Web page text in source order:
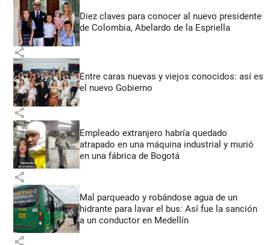
Diez claves para conocer al nuevo presidente
de Colombia, Abelardo de la Espriella
share
Entre caras nuevas y viejos conocidos: así es
el nuevo Gobierno
share
Empleado extranjero habría quedado
atrapado en una máquina industrial y murió
en una fábrica de Bogotá
share
Mal parqueado y robándose agua de un
hidrante para lavar el bus: Así fue la sanción
a un conductor en Medellín
share